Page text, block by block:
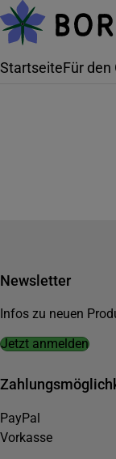
StartseiteFür den
Newsletter
Infos zu neuen
Jetzt anmelden
PayPal
Vorkasse